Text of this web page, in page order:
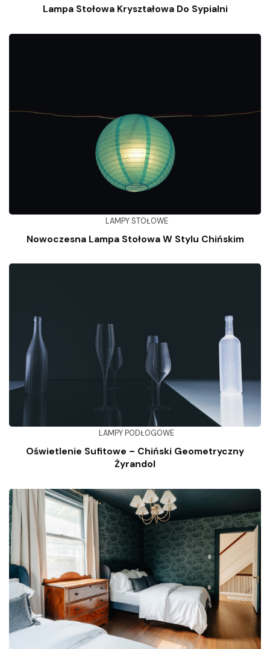
Lampa Stołowa Kryształowa Do Sypialni
LAMPY STOŁOWE
Nowoczesna Lampa Stołowa W Stylu Chińskim
LAMPY PODŁOGOWE
Oświetlenie Sufitowe – Chiński Geometryczny
Żyrandol